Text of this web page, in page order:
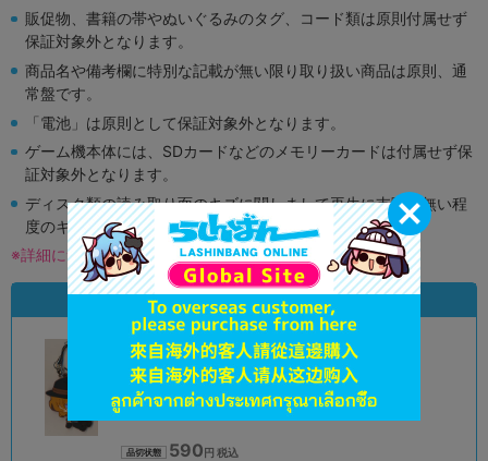
販促物、書籍の帯やぬいぐるみのタグ、コード類は原則付属せず
保証対象外となります。
商品名や備考欄に特別な記載が無い限り取り扱い商品は原則、通
常盤です。
「電池」は原則として保証対象外となります。
ゲーム機本体には、SDカードなどのメモリーカードは付属せず保
証対象外となります。
ディスク類の読み取り面のキズに関しまして再生に支障が無い程
度のキズがある場合がございます。
※詳細につきましてはコチラ
状態違いの同一商品
状態 :A
オンライン
品切状態 590 円 税込